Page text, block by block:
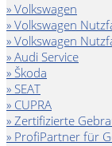
» Volkswagen
» Volkswagen
» Volkswagen
» Audi Service
» Škoda
» SEAT
» CUPRA
» Zertifizierte
» ProfiPartner für